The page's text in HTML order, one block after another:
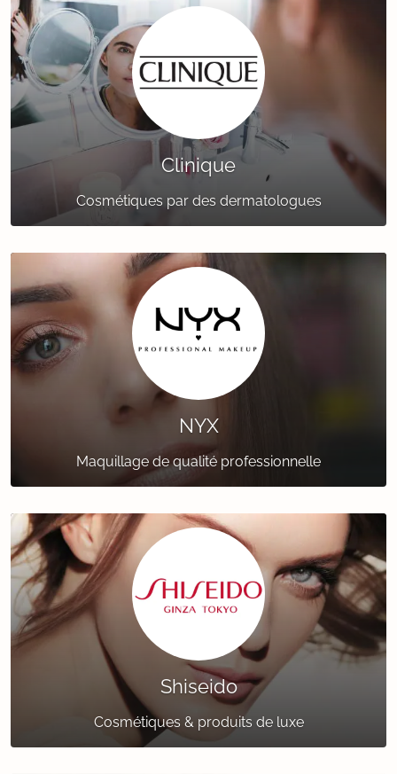
Clinique
Cosmétiques par des dermatologues
NYX
Maquillage de qualité professionnelle
Shiseido
Cosmétiques & produits de luxe